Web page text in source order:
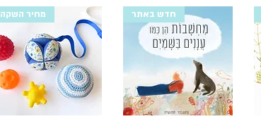
מחיר השקה חדש באתר